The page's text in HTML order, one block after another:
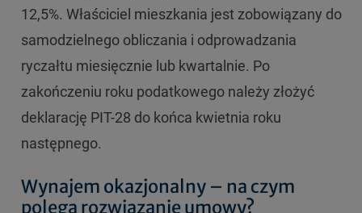
12,5%. Właściciel mieszkania jest zobowiązany do
samodzielnego obliczania i odprowadzania
ryczałtu miesięcznie lub kwartalnie. Po
zakończeniu roku podatkowego należy złożyć
deklarację PIT-28 do końca kwietnia roku
następnego.
Wynajem okazjonalny – na czym
polega rozwiązanie umowy?